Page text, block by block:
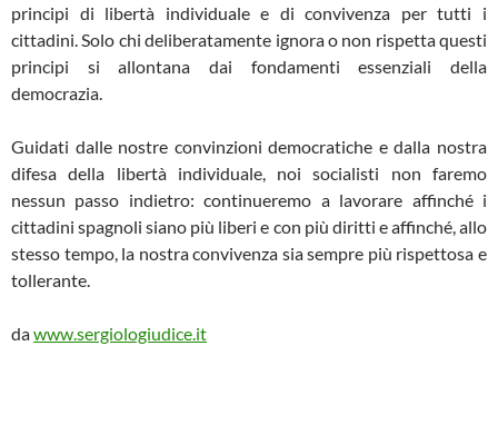
principi di libertà individuale e di convivenza per tutti i
cittadini. Solo chi deliberatamente ignora o non rispetta questi
principi si allontana dai fondamenti essenziali della
democrazia.
Guidati dalle nostre convinzioni democratiche e dalla nostra
difesa della libertà individuale, noi socialisti non faremo
nessun passo indietro: continueremo a lavorare affinché i
cittadini spagnoli siano più liberi e con più diritti e affinché, allo
stesso tempo, la nostra convivenza sia sempre più rispettosa e
tollerante.
dawww.sergiologiudice.it